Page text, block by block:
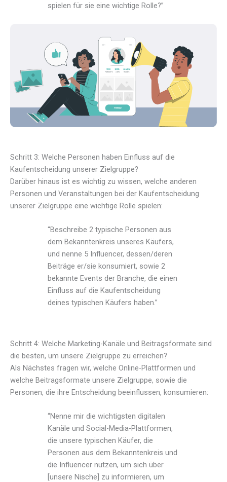
spielen für sie eine wichtige Rolle?”
Schritt 3: Welche Personen haben Einfluss auf die
Kaufentscheidung unserer Zielgruppe?
Darüber hinaus ist es wichtig zu wissen, welche anderen
Personen und Veranstaltungen bei der Kaufentscheidung
unserer Zielgruppe eine wichtige Rolle spielen:
“Beschreibe 2 typische Personen aus
dem Bekanntenkreis unseres Käufers,
und nenne 5 Influencer, dessen/deren
Beiträge er/sie konsumiert, sowie 2
bekannte Events der Branche, die einen
Einfluss auf die Kaufentscheidung
deines typischen Käufers haben.”
Schritt 4: Welche Marketing-Kanäle und Beitragsformate sind
die besten, um unsere Zielgruppe zu erreichen?
Als Nächstes fragen wir, welche Online-Plattformen und
welche Beitragsformate unsere Zielgruppe, sowie die
Personen, die ihre Entscheidung beeinflussen, konsumieren:
“Nenne mir die wichtigsten digitalen
Kanäle und Social-Media-Plattformen,
die unsere typischen Käufer, die
Personen aus dem Bekanntenkreis und
die Influencer nutzen, um sich über
[unsere Nische] zu informieren, um